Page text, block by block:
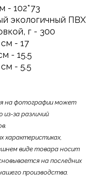
- 102*73
экологичный ПВХ
г - 300
- 17
- 15.5
- 5.5
на фотографии может
за различий
характеристиках,
виде товара носит
на последних
производства.